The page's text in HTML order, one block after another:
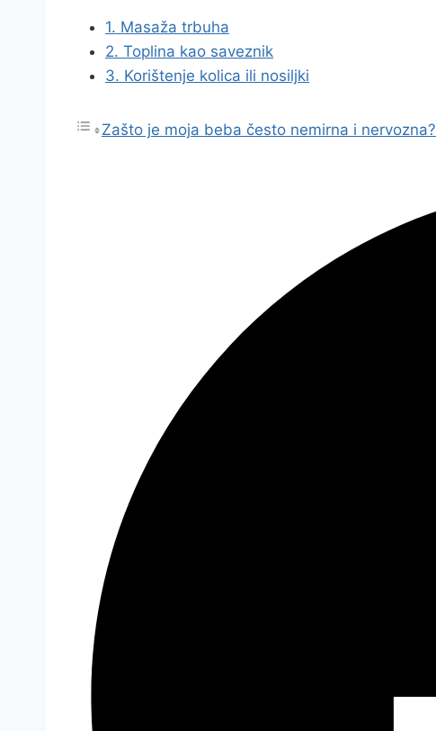
1. Masaža trbuha
2. Toplina kao saveznik
3. Korištenje kolica ili nosiljki
Zašto je moja beba često nemirna i nervozna?